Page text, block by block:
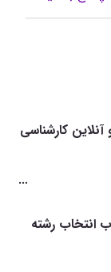
کارشناسی
1404 - زمان جواب انتخاب رشته